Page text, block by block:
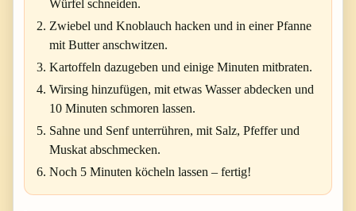
Würfel schneiden.
Zwiebel und Knoblauch hacken und in einer Pfanne
mit Butter anschwitzen.
Kartoffeln dazugeben und einige Minuten mitbraten.
Wirsing hinzufügen, mit etwas Wasser abdecken und
10 Minuten schmoren lassen.
Sahne und Senf unterrühren, mit Salz, Pfeffer und
Muskat abschmecken.
Noch 5 Minuten köcheln lassen – fertig!